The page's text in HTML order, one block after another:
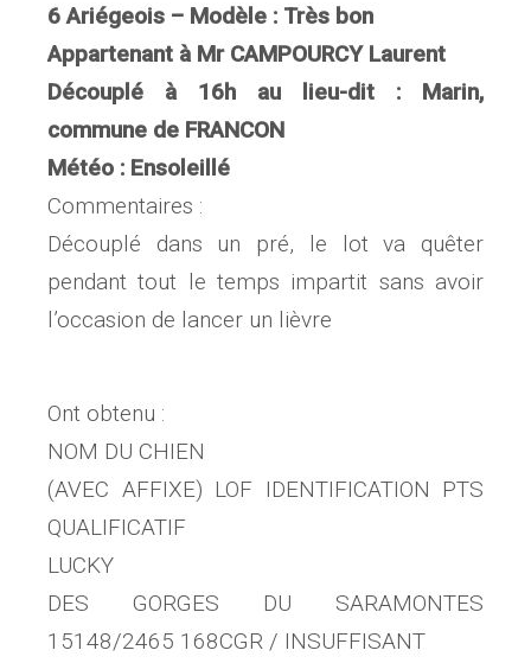
6 Ariégeois – Modèle : Très bon
Appartenant à Mr CAMPOURCY Laurent
Découplé à 16h au lieu-dit : Marin,
commune de FRANCON
Météo : Ensoleillé
Commentaires :
Découplé dans un pré, le lot va quêter
pendant tout le temps impartit sans avoir
l’occasion de lancer un lièvre
Ont obtenu :
NOM DU CHIEN
(AVEC AFFIXE) LOF IDENTIFICATION PTS
QUALIFICATIF
LUCKY
DES GORGES DU SARAMONTES
15148/2465 168CGR / INSUFFISANT